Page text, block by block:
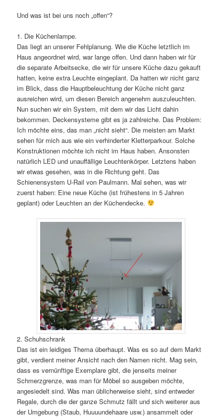
Und was ist bei uns noch „offen“?
1. Die Küchenlampe.
Das liegt an unserer Fehlplanung. Wie die Küche letztlich im
Haus angeordnet wird, war lange offen. Und dann haben wir für
die separate Arbeitsecke, die wir für unsere Küche dazu gekauft
hatten, keine extra Leuchte eingeplant. Da hatten wir nicht ganz
im Blick, dass die Hauptbeleuchtung der Küche nicht ganz
ausreichen wird, um diesen Bereich angenehm auszuleuchten.
Nun suchen wir ein System, mit dem wir das Licht dahin
bekommen. Deckensysteme gibt es ja zahlreiche. Das Problem:
Ich möchte eins, das man „nicht sieht“. Die meisten am Markt
sehen für mich aus wie ein verhinderter Kletterparkour. Solche
Konstruktionen möchte ich nicht im Haus haben. Ansonsten
natürlich LED und unauffällige Leuchtenkörper. Letztens haben
wir etwas gesehen, was in die Richtung geht. Das
Schienensystem U-Rail von Paulmann. Mal sehen, was wir
zuerst haben: Eine neue Küche (ist frühestens in 5 Jahren
geplant) oder Leuchten an der Küchendecke.
2. Schuhschrank
Das ist ein leidiges Thema überhaupt. Was es so auf dem Markt
gibt, verdient meiner Ansicht nach den Namen nicht. Mag sein,
dass es vernünftige Exemplare gibt, die jenseits meiner
Schmerzgrenze, was man für Möbel so ausgeben möchte,
angesiedelt sind. Was man üblicherweise sieht, sind entweder
Regale, durch die der ganze Schmutz fällt und sich weiterer aus
der Umgebung (Staub, Huuuundehaare usw.) ansammelt oder